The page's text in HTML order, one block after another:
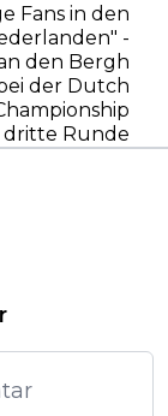
Fans in den
-
den Bergh
der Dutch
dritte Runde